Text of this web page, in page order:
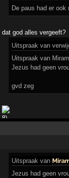
De paus had er ook
dat god alles vergeeft?
Uitspraak van
Uitspraak van
Jezus had geen
gvd zeg
Uitspraak van
Jezus had geen